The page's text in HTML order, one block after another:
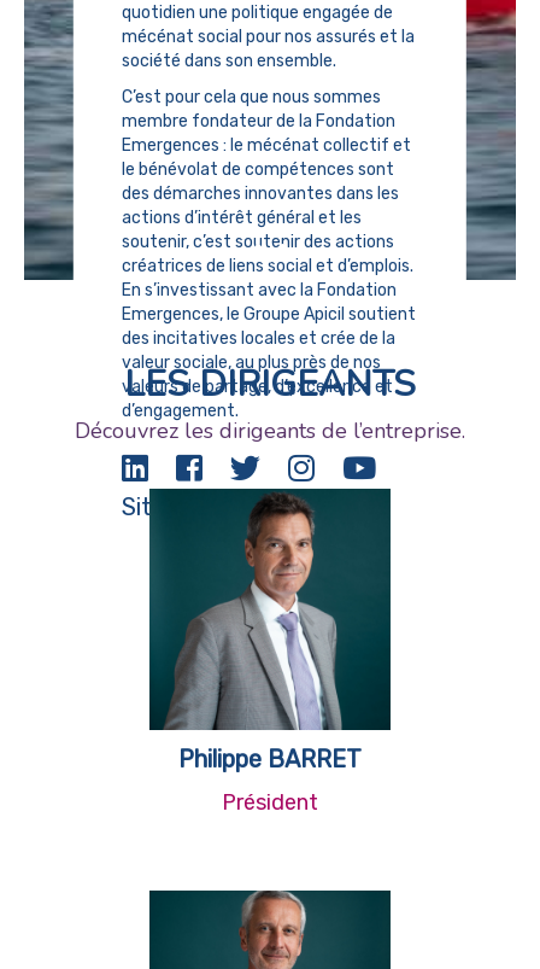
quotidien une politique engagée de
mécénat social pour nos assurés et la
société dans son ensemble.
C’est pour cela que nous sommes
membre fondateur de la Fondation
Emergences : le mécénat collectif et
le bénévolat de compétences sont
des démarches innovantes dans les
actions d’intérêt général et les
soutenir, c’est soutenir des actions
créatrices de liens social et d’emplois.
En s’investissant avec la Fondation
Emergences, le Groupe Apicil soutient
des incitatives locales et crée de la
valeur sociale, au plus près de nos
valeurs de partage, d’excellence et
d’engagement.
Site Web
LES DIRIGEANTS
Découvrez les dirigeants de l’entreprise.
Philippe BARRET
Président